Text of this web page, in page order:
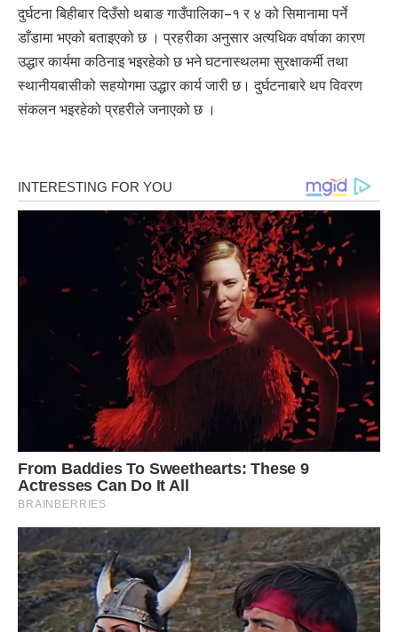
दुर्घटना बिहीबार दिउँसो थबाङ गाउँपालिका–१ र ४ को सिमानामा पर्ने
डाँडामा भएको बताइएको छ । प्रहरीका अनुसार अत्यधिक वर्षाका कारण
उद्धार कार्यमा कठिनाइ भइरहेको छ भने घटनास्थलमा सुरक्षाकर्मी तथा
स्थानीयबासीको सहयोगमा उद्धार कार्य जारी छ। दुर्घटनाबारे थप विवरण
संकलन भइरहेको प्रहरीले जनाएको छ ।